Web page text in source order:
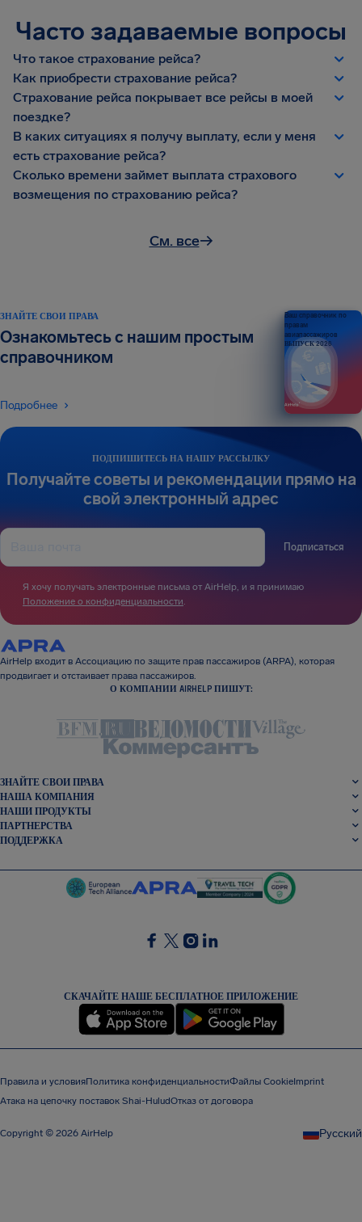
Часто задаваемые вопросы
Что такое страхование рейса?
Как приобрести страхование рейса?
Страхование рейса покрывает все рейсы в моей
поездке?
В каких ситуациях я получу выплату, если у меня
есть страхование рейса?
Сколько времени займет выплата страхового
возмещения по страхованию рейса?
См. все→
ПОДПИШИТЕСЬ НА НАШУ РАССЫЛКУ
Получайте советы и рекомендации прямо на
свой электронный адрес
Подписаться
Я хочу получать электронные письма от AirHelp, и я принимаю
Положение о конфиденциальности.
ЗНАЙТЕ СВОИ ПРАВА
Ознакомьтесь с нашим простым
справочником
Подробнее
Ваш справочник по
правам
авиапассажиров
ВЫПУСК 2026
AirHelp входит в Ассоциацию по защите прав пассажиров (ARPA), которая
продвигает и отстаивает права пассажиров.
О КОМПАНИИ AIRHELP ПИШУТ:
ЗНАЙТЕ СВОИ ПРАВА
НАША КОМПАНИЯ
НАШИ ПРОДУКТЫ
ПАРТНЕРСТВА
ПОДДЕРЖКА
СКАЧАЙТЕ НАШЕ БЕСПЛАТНОЕ ПРИЛОЖЕНИЕ
Правила и условияПолитика конфиденциальностиФайлы CookieImprint
Атака на цепочку поставок Shai-HuludОтказ от договора
Copyright © 2026 AirHelp Pусский